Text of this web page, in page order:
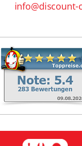
info@discount-